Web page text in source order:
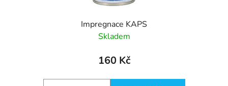
Impregnace KAPS
Skladem
160 Kč